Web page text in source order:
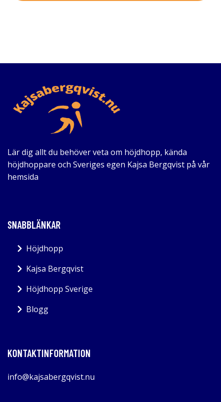
Lär dig allt du behöver veta om höjdhopp, kända
höjdhoppare och Sveriges egen Kajsa Bergqvist på vår
hemsida
SNABBLÄNKAR
Höjdhopp
Kajsa Bergqvist
Höjdhopp Sverige
Blogg
KONTAKTINFORMATION
info@kajsabergqvist.nu